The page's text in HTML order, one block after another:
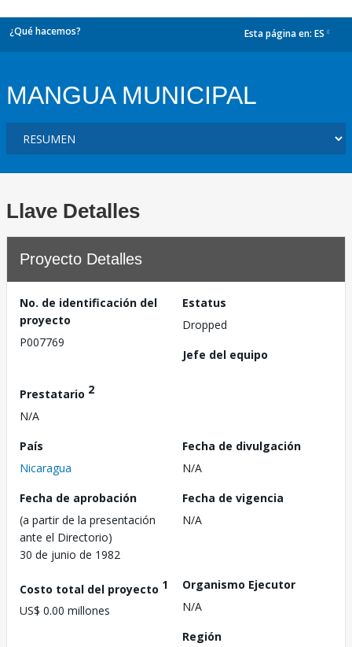
¿Qué hacemos? Esta página en: ES
MANGUA MUNICIPAL
Llave Detalles
Proyecto Detalles
No. de identificación del
proyecto
P007769
Estatus
Dropped
Jefe del equipo
Prestatario 2
N/A
País
Nicaragua
Fecha de divulgación
N/A
Fecha de aprobación
(a partir de la presentación
ante el Directorio)
30 de junio de 1982
Fecha de vigencia
N/A
Costo total del proyecto 1
US$ 0.00 millones
Organismo Ejecutor
N/A
Región